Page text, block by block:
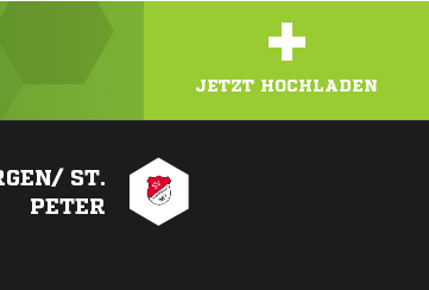
+
JETZT HOCHLADEN
ST.
PETER